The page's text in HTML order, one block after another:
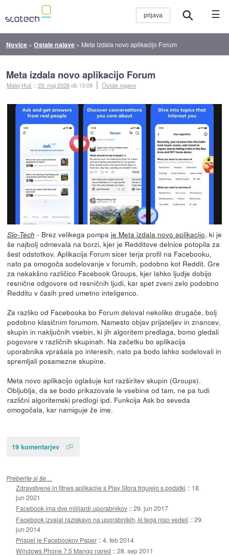
☰
Novice »Ostale najave » Meta izdala novo aplikacijo Forum
Meta izdala novo aplikacijo Forum
Matej Huš ::23. maj 2026ob 13:09 Ostale najave
Slo-Tech - Brez velikega pompa je Meta izdala novo aplikacijo, ki je
še najbolj odmevala na borzi, kjer je Redditove delnice potopila za
šest odstotkov. Aplikacija Forum sicer terja profil na Facebooku,
nato pa omogoča sodelovanje v forumih, podobno kot Reddit. Gre
za nekakšno različico Facebook Groups, kjer lahko ljudje dobijo
resnične odgovore od resničnih ljudi, kar spet zveni zelo podobno
Redditu v časih pred umetno inteligenco.
Za razliko od Facebooka bo Forum deloval nekoliko drugače, bolj
podobno klasičnim forumom. Namesto objav prijateljev in znancev,
skupin in naključnih vsebin, ki jih algoritem predlaga, bomo gledali
pogovore v različnih skupinah. Na začetku bo aplikacija
uporabnika vprašala po interesih, nato pa bodo lahko sodelovali in
spremljali posamezne skupine.
Meta novo aplikacijo oglašuje kot razširitev skupin (Groups).
Obljublja, da se bodo prikazovale le vsebine od tam, ne pa tudi
različni algoritemski predlogi ipd. Funkcija Ask bo seveda
omogočala, kar namiguje že ime.
19 komentarjev
Preberite si še…
Zdravstvene in fitnes aplikacije s Play Stora trgujejo s podatki :: 18.
jun 2021
Facebook ima dve milijardi uporabnikov ::29. jun 2017
Facebook izvajal raziskavo na uporabnikih, ki tega niso vedeli ::29.
jun 2014
Prispel je Facebookov Paper ::4. feb 2014
Windows Phone 7.5 Mango nared ::28. sep 2011